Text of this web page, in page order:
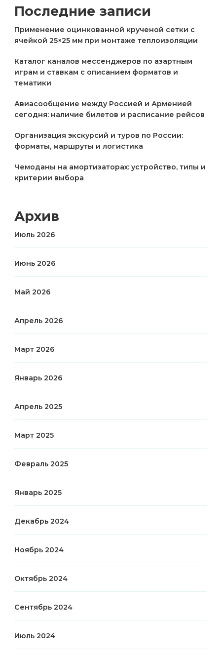
Последние записи
Применение оцинкованной крученой сетки с
ячейкой 25×25 мм при монтаже теплоизоляции
Каталог каналов мессенджеров по азартным
играм и ставкам с описанием форматов и
тематики
Авиасообщение между Россией и Арменией
сегодня: наличие билетов и расписание рейсов
Организация экскурсий и туров по России:
форматы, маршруты и логистика
Чемоданы на амортизаторах: устройство, типы и
критерии выбора
Архив
Июль 2026
Июнь 2026
Май 2026
Апрель 2026
Март 2026
Январь 2026
Апрель 2025
Март 2025
Февраль 2025
Январь 2025
Декабрь 2024
Ноябрь 2024
Октябрь 2024
Сентябрь 2024
Июль 2024